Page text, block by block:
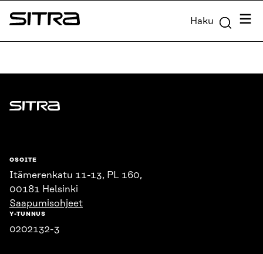
Siirry
suoraan
Sitra Haku
Sitra
OSOITE
Itämerenkatu 11-13, PL 160,
00181 Helsinki
Saapumisohjeet
Y-TUNNUS
0202132-3